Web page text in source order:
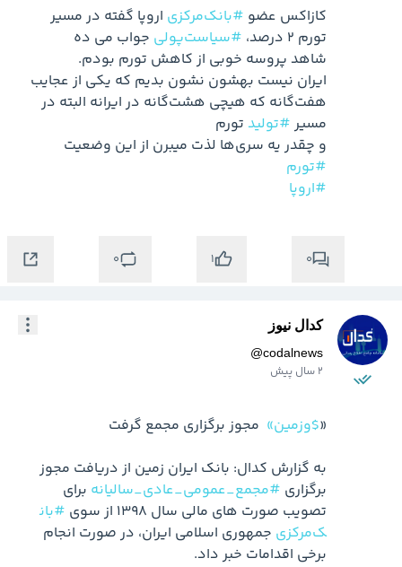
کازاکس عضو #بانک‌مرکزی
تورم 2 درصد،
#سیاست‌پولی
مسیر #تولید
و چقدر یه سری‌ها لذت میبرن از این وضعیت
#تورم
#اروپا
0
1
0
کدال نیوز
@codalnews
2 سال پیش
«$وزمین»
برگزاری #مجمع_عمومی_عادی_سالیانه
تصویب صورت های مالی سال 1398 از سوی
#بان
ک‌مرکزی
برخی اقدامات خبر داد.